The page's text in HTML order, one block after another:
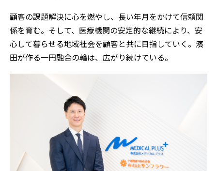
顧客の課題解決に心を燃やし、長い年月をかけて信頼関
係を育む。そして、医療機関の安定的な継続により、安
心して暮らせる地域社会を顧客と共に目指していく。濱
田が作る一円融合の輪は、広がり続けている。